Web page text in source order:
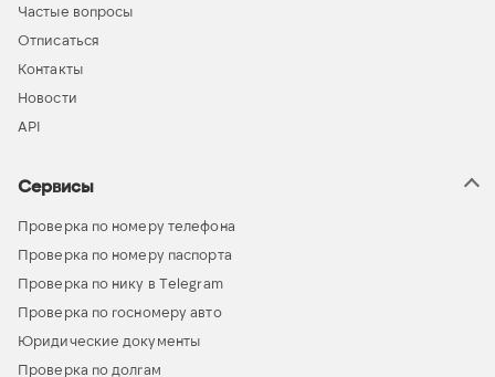
Частые вопросы
Отписаться
Контакты
Новости
API
Сервисы
Проверка по номеру телефона
Проверка по номеру паспорта
Проверка по нику в Telegram
Проверка по госномеру авто
Юридические документы
Проверка по долгам